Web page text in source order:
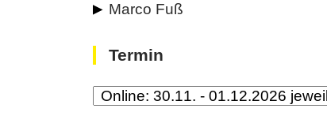
Marco Fuß
Termin